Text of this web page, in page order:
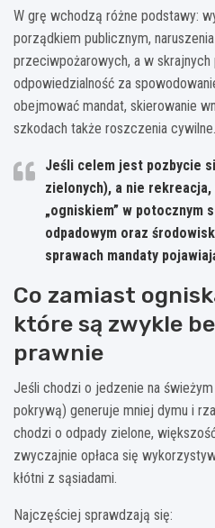
W grę wchodzą różne podstawy:
porządkiem publicznym,
przeciwpożarowych, a w skrajnych
odpowiedzialność za
obejmować mandat, skierowanie
szkodach także roszczenia cywilne.
Jeśli celem jest pozbycie
zielonych), a nie
„ogniskiem” w potocznym
odpadowym oraz
sprawach mandaty
Co zamiast
które są zwykle
prawnie
Jeśli chodzi o jedzenie na
pokrywą) generuje mniej dymu i
chodzi o odpady zielone,
zwyczajnie opłaca się
kłótni z sąsiadami.
Najczęściej sprawdzają się: